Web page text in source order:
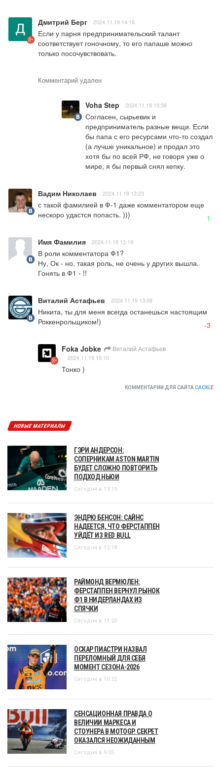
Дмитрий Берг 2024.11.19 14:16
Если у парня предпринимательский талант
соответствует гоночному, то его папаше можно
только посочувствовать.
Комментарий удален
Voha Step 2024.11.19 15:58
Согласен, сырьевик и
предприниматель разные вещи. Если
бы папа с его ресурсами что-то создал
(а лучше уникальное) и продал это
хотя бы по всей РФ, не говоря уже о
мире, я бы первый снял кепку.
Вадим Николаев 2024.11.19 13:23
с такой фамилией в Ф-1 даже комментатором еще
нескоро удастся попасть. )))
1
Имя Фамилия 2024.11.19 13:19
В роли комментатора Ф1?
Ну, Ок - но, такая роль, не очень у других вышла.
Гонять в Ф1 - !!
Виталий Астафьев 2024.11.19 13:08
Никита, ты для меня всегда останешься настоящим
Роккенрольщиком!)
-3
Foka Jobke Виталий Астафьев
2024.11.19 15:10
Тонко )
КОММЕНТАРИИ ДЛЯ САЙТА CACKLE
НОВЫЕ МАТЕРИАЛЫ
ГЭРИ АНДЕРСОН:
СОПЕРНИКАМ ASTON MARTIN
БУДЕТ СЛОЖНО ПОВТОРИТЬ
ПОДХОД НЬЮИ
Сегодня в 13:15
ЭНДРЮ БЕНСОН: САЙНС
НАДЕЕТСЯ, ЧТО ФЕРСТАППЕН
УЙДЁТ ИЗ RED BULL
Сегодня в 12:18
РАЙМОНД ВЕРМЮЛЕН:
ФЕРСТАППЕН ВЕРНУЛ РЫНОК
Ф1 В НИДЕРЛАНДАХ ИЗ
СПЯЧКИ
Сегодня в 11:20
ОСКАР ПИАСТРИ НАЗВАЛ
ПЕРЕЛОМНЫЙ ДЛЯ СЕБЯ
МОМЕНТ СЕЗОНА-2026
Сегодня в 10:22
СЕНСАЦИОННАЯ ПРАВДА О
ВЕЛИЧИИ МАРКЕСА И
СТОУНЕРА В MOTOGP. СЕКРЕТ
ОКАЗАЛСЯ НЕОЖИДАННЫМ
Сегодня в 9:05